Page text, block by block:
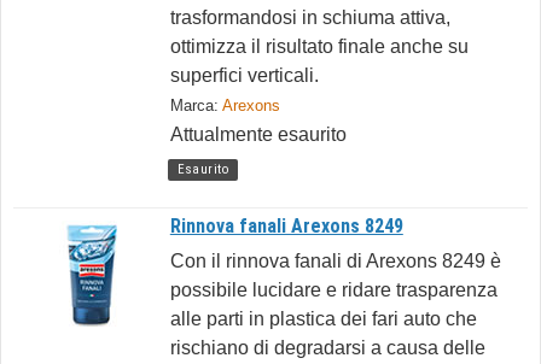
trasformandosi in schiuma attiva,
ottimizza il risultato finale anche su
superfici verticali.
Marca: Arexons
Attualmente esaurito
Esaurito
Rinnova fanali Arexons 8249
Con il rinnova fanali di Arexons 8249 è
possibile lucidare e ridare trasparenza
alle parti in plastica dei fari auto che
rischiano di degradarsi a causa delle